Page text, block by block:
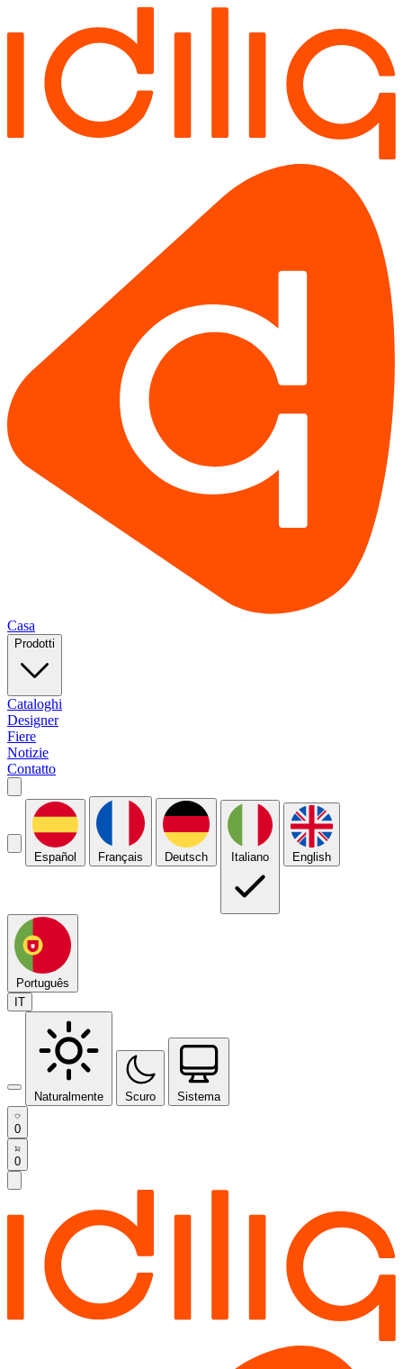
Casa
Prodotti
Cataloghi
Designer
Fiere
Notizie
Contatto
Español Français Deutsch Italiano English
Português
IT
Naturalmente Scuro Sistema
0
0